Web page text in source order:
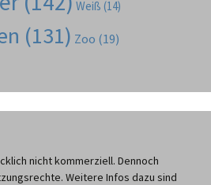
Weiß (14)
(131) Zoo (19)
nicht kommerziell. Dennoch
Weitere Infos dazu sind